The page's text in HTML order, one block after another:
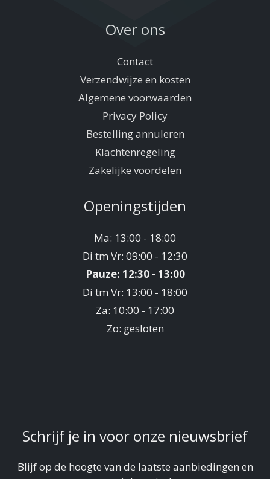
Over ons
Contact
Verzendwijze en kosten
Algemene voorwaarden
Privacy Policy
Bestelling annuleren
Klachtenregeling
Zakelijke voordelen
Openingstijden
Ma: 13:00 - 18:00
Di tm Vr: 09:00 - 12:30
Pauze: 12:30 - 13:00
Di tm Vr: 13:00 - 18:00
Za: 10:00 - 17:00
Zo: gesloten
Schrijf je in voor onze nieuwsbrief
Blijf op de hoogte van de laatste aanbiedingen en